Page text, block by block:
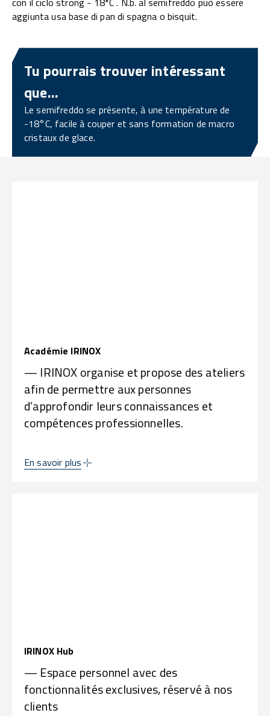
aggiunta usa base di pan di spagna o bisquit.
Tu pourrais trouver intéressant
que...
Le semifreddo se présente, à une température de
-18°C, facile à couper et sans formation de macro
cristaux de glace.
Académie IRINOX
— IRINOX organise et propose des ateliers
afin de permettre aux personnes
d’approfondir leurs connaissances et
compétences professionnelles.
En savoir plus
IRINOX Hub
— Espace personnel avec des
fonctionnalités exclusives, réservé à nos
clients